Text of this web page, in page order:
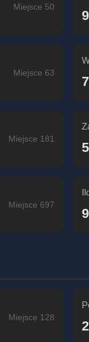
Miejsce 50
Miejsce 63
Miejsce 181
5
Miejsce 697
Miejsce 128